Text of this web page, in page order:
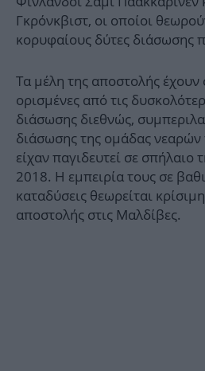
Γκρόνκβιστ, οι οποίοι
κορυφαίους δύτες διάσωσης
Τα μέλη της αποστολής έχουν
ορισμένες από τις
διάσωσης διεθνώς,
διάσωσης της ομάδας
είχαν παγιδευτεί σε σπήλαιο
2018. Η εμπειρία τους σε
καταδύσεις θεωρείται
αποστολής στις Μαλδίβες.